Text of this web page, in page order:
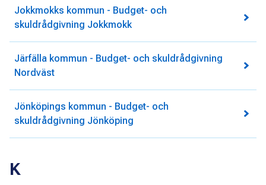
Jokkmokks kommun - Budget- och
skuldrådgivning Jokkmokk
Järfälla kommun - Budget- och skuldrådgivning
Nordväst
Jönköpings kommun - Budget- och
skuldrådgivning Jönköping
K